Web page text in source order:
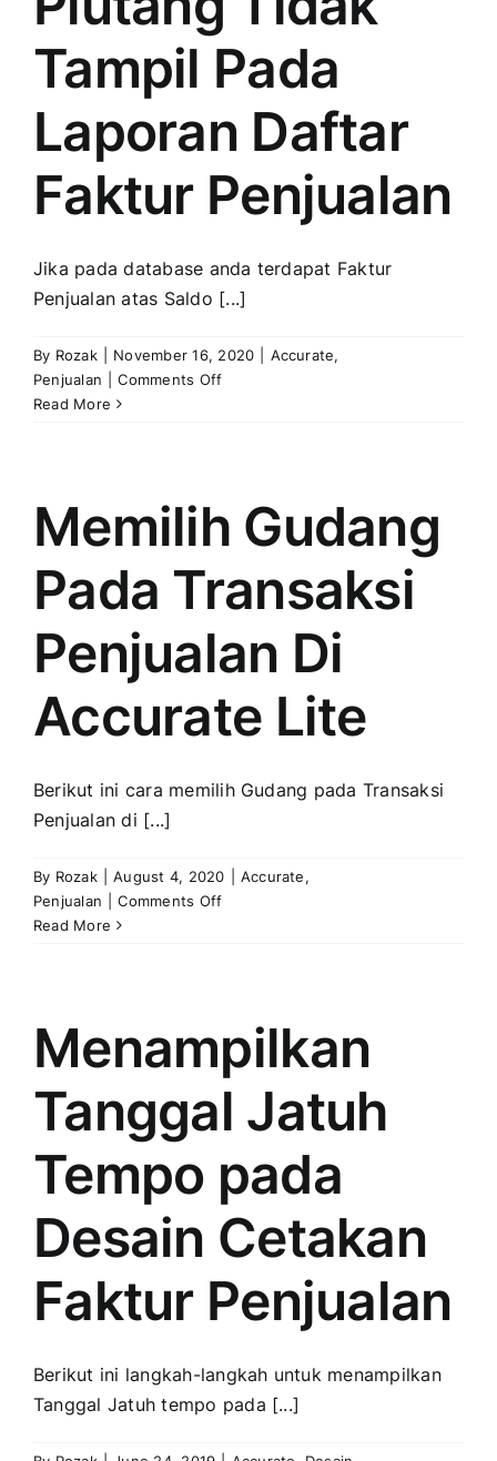
Tampil Pada
Laporan Daftar
Faktur Penjualan
Jika pada database anda terdapat Faktur
Penjualan atas Saldo [...]
By Rozak November 16, 2020 Accurate,
Penjualan
Comments Offon
Pada
Laporan
Faktur
Read More
Memilih Gudang
Pada Transaksi
Penjualan Di
Accurate Lite
Berikut ini cara memilih Gudang pada Transaksi
Penjualan di [...]
By Rozak August 4, 2020 Accurate,
Penjualan
Comments Offon
Di
Accurate
Lite
Read More
Menampilkan
Tanggal Jatuh
Tempo pada
Desain Cetakan
Faktur Penjualan
Berikut ini langkah-langkah untuk menampilkan
Tanggal Jatuh tempo pada [...]